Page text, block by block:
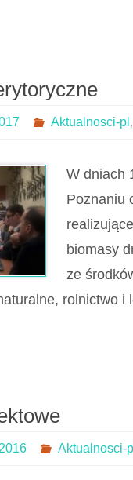
Aktualnosci-pl
W dniach
Poznaniu
biomasy
ze
rolnictwo
Aktualnosci-pl